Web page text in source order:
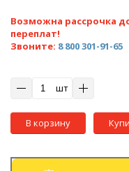
Возможна рассрочка
переплат!
Звоните: 8 800 301-91-65
шт
В корзину